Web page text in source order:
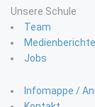
Unsere Schule
Team
Medienberichte
Jobs
Infomappe /